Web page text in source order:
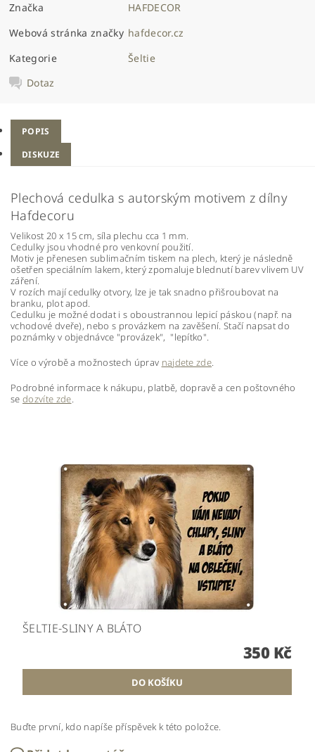
Značka
HAFDECOR
Webová stránka značky hafdecor.cz
Kategorie
Šeltie
Dotaz
POPIS
DISKUZE
Plechová cedulka s autorským motivem z dílny
Hafdecoru
Velikost 20 x 15 cm, síla plechu cca 1 mm.
Cedulky jsou vhodné pro venkovní použití.
Motiv je přenesen sublimačním tiskem na plech, který je následně
ošetřen speciálním lakem, který zpomaluje blednutí barev vlivem UV
záření.
V rozích mají cedulky otvory, lze je tak snadno přišroubovat na
branku, plot apod.
Cedulku je možné dodat i s oboustrannou lepicí páskou (např. na
vchodové dveře), nebo s provázkem na zavěšení. Stačí napsat do
poznámky v objednávce "provázek", "lepítko".
Více o výrobě a možnostech úprav najdete zde.
Podrobné informace k nákupu, platbě, dopravě a cen poštovného
se dozvíte zde.
ŠELTIE-SLINY A BLÁTO
350 Kč
Buďte první, kdo napíše příspěvek k této položce.